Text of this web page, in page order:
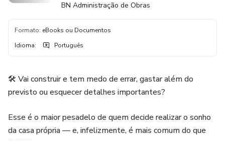
BN Administração de Obras
Formato: eBooks ou Documentos
Idioma: Português
🛠️ Vai construir e tem medo de errar, gastar além do
previsto ou esquecer detalhes importantes?
Esse é o maior pesadelo de quem decide realizar o sonho
da casa própria — e, infelizmente, é mais comum do que